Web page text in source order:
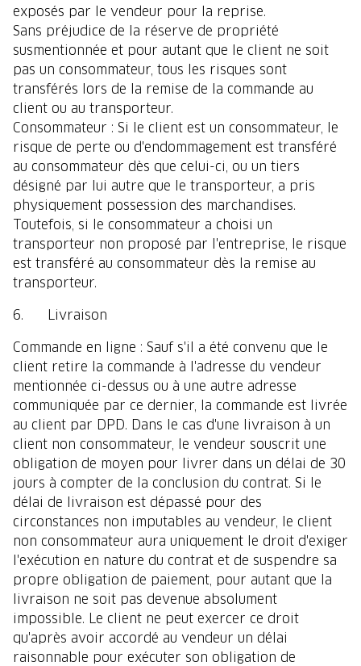
exposés par le vendeur pour la reprise.
Sans préjudice de la réserve de propriété
susmentionnée et pour autant que le client ne soit
pas un consommateur, tous les risques sont
transférés lors de la remise de la commande au
client ou au transporteur.
Consommateur : Si le client est un consommateur, le
risque de perte ou d'endommagement est transféré
au consommateur dès que celui-ci, ou un tiers
désigné par lui autre que le transporteur, a pris
physiquement possession des marchandises.
Toutefois, si le consommateur a choisi un
transporteur non proposé par l'entreprise, le risque
est transféré au consommateur dès la remise au
transporteur.
6. Livraison
Commande en ligne : Sauf s'il a été convenu que le
client retire la commande à l'adresse du vendeur
mentionnée ci-dessus ou à une autre adresse
communiquée par ce dernier, la commande est livrée
au client par DPD. Dans le cas d'une livraison à un
client non consommateur, le vendeur souscrit une
obligation de moyen pour livrer dans un délai de 30
jours à compter de la conclusion du contrat. Si le
délai de livraison est dépassé pour des
circonstances non imputables au vendeur, le client
non consommateur aura uniquement le droit d'exiger
l'exécution en nature du contrat et de suspendre sa
propre obligation de paiement, pour autant que la
livraison ne soit pas devenue absolument
impossible. Le client ne peut exercer ce droit
qu'après avoir accordé au vendeur un délai
raisonnable pour exécuter son obligation de